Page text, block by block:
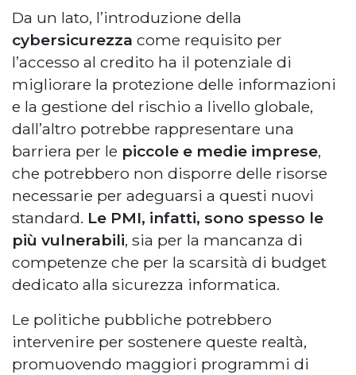
Da un lato, l’introduzione della
cybersicurezza come requisito per
l’accesso al credito ha il potenziale di
migliorare la protezione delle informazioni
e la gestione del rischio a livello globale,
dall’altro potrebbe rappresentare una
barriera per le piccole e medie imprese,
che potrebbero non disporre delle risorse
necessarie per adeguarsi a questi nuovi
standard. Le PMI, infatti, sono spesso le
più vulnerabili, sia per la mancanza di
competenze che per la scarsità di budget
dedicato alla sicurezza informatica.
Le politiche pubbliche potrebbero
intervenire per sostenere queste realtà,
promuovendo maggiori programmi di